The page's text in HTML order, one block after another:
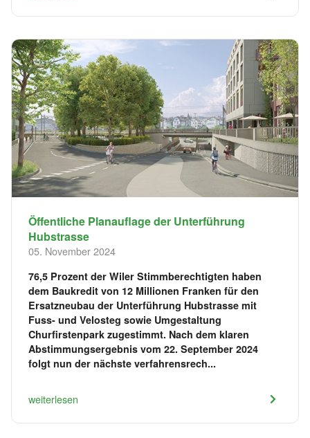
Öffentliche Planauflage der Unterführung
Hubstrasse
05. November 2024
76,5 Prozent der Wiler Stimmberechtigten haben
dem Baukredit von 12 Millionen Franken für den
Ersatzneubau der Unterführung Hubstrasse mit
Fuss- und Velosteg sowie Umgestaltung
Churfirstenpark zugestimmt. Nach dem klaren
Abstimmungsergebnis vom 22. September 2024
folgt nun der nächste verfahrensrech...
weiterlesen